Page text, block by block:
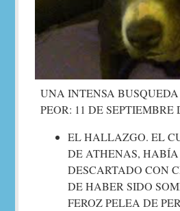
UNA INTENSA
PEOR: 11 DE SEPTIEMBRE
EL HALLAZGO. EL
DE ATHENAS, HABÍA
DESCARTADO CON
DE HABER SIDO
FEROZ PELEA DE